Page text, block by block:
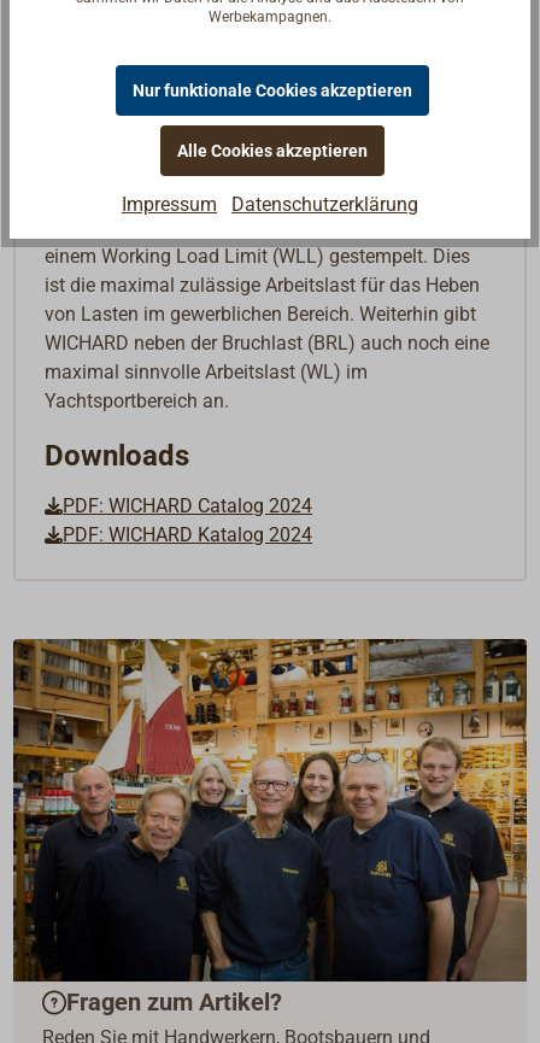
Seit nunmehr 100 Jahren steht die französische
Sicherheit. Viele Extrem- und Regattasegler sind von
der Zuverlässigkeit der WICHARD-Produkte
überzeugt und haben diese in enger
Zusammenarbeit mit der Schmiede in den letzten
Jahrzehnten immer weiterentwickelt.
einem Working Load Limit (WLL) gestempelt. Dies
ist die maximal zulässige Arbeitslast für das Heben
von Lasten im gewerblichen Bereich. Weiterhin gibt
WICHARD neben der Bruchlast (BRL) auch noch eine
maximal sinnvolle Arbeitslast (WL) im
Yachtsportbereich an.
Downloads
PDF: WICHARD Catalog 2024
PDF: WICHARD Katalog 2024
Fragen zum Artikel?
Reden Sie mit Handwerkern, Bootsbauern und
Werbekampagnen.
Nur funktionale Cookies akzeptieren
Alle Cookies akzeptieren
Impressum Datenschutzerklärung